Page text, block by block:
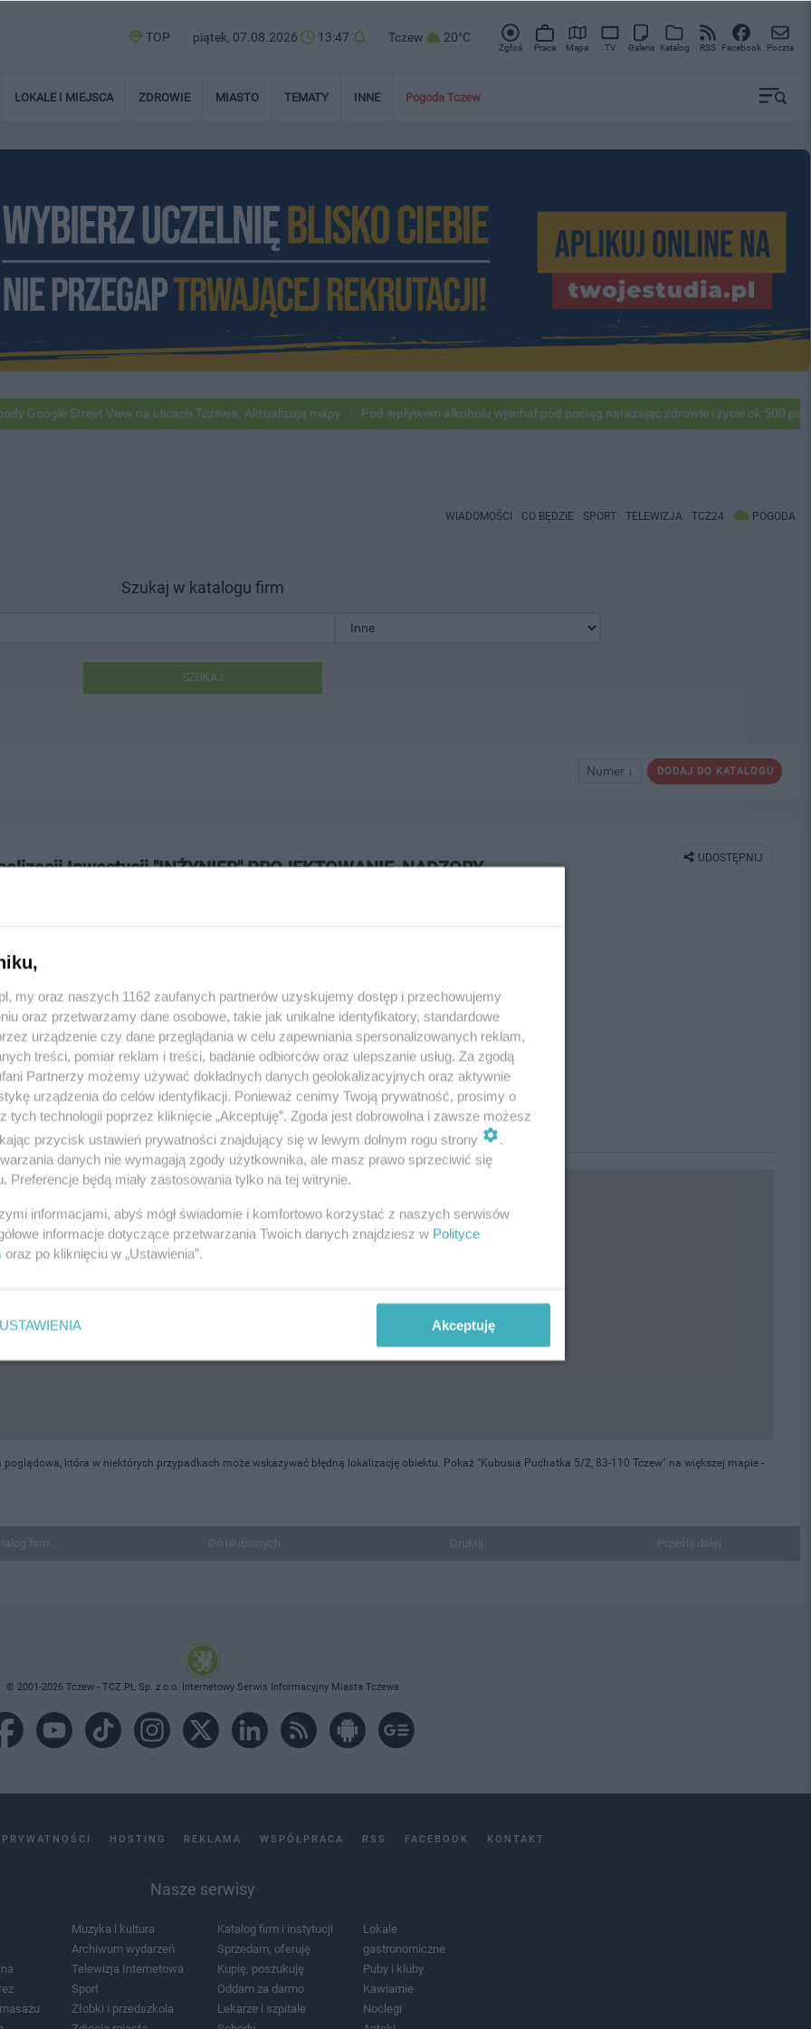
TOP piątek, 07.08.2026 13:47 Tczew 20°C
Zgłoś Praca Mapa TV Galeria Katalog RSS Facebook Poczta
LOKALE I MIEJSCA ZDROWIE MIASTO TEMATY INNE Pogoda Tczew
Street View na ulicach Tczewa. Aktualizują mapy Pod wpływem alkoholu wjechał pod pociąg narażając zdrowie i życie ok 500
WIADOMOŚCI CO BĘDZIE SPORT TELEWIZJA TCZ24 POGODA
Szukaj w katalogu firm
SZUKAJ
DODAJ DO KATALOGU
Numer ↓
UDOSTĘPNIJ
Inwestycji "INŻYNIER" PROJEKTOWANIE, NADZORY
po zalogowaniu się
Inne
1986, wyświetleń: 2431
LOKALIZACJA NA MAPIE
poglądowa, która w niektórych przypadkach może wskazywać błędną lokalizację obiektu. Pokaż "Kubusia Puchatka 5/2, 83-110 Tczew" na większej mapie -
© 2001-2026 Tczew - TCZ.PL Sp. z o.o. Internetowy Serwis Informacyjny Miasta Tczewa
HOSTING REKLAMA WSPÓŁPRACA RSS FACEBOOK KONTAKT
Nasze serwisy
Muzyka i kultura
Archiwum wydarzeń
Telewizja Internetowa
Sport
Żłobki i przedszkola
Katalog firm i instytucji
Sprzedam, oferuję
Kupię, poszukuję
Oddam za darmo
Lekarze i szpitale
Lokale
gastronomiczne
Puby i kluby
Kawiarnie
Noclegi
my oraz naszych 1162 zaufanych partnerów uzyskujemy dostęp i przechowujemy
oraz przetwarzamy dane osobowe, takie jak unikalne identyfikatory, standardowe
urządzenie czy dane przeglądania w celu zapewniania spersonalizowanych reklam,
treści, pomiar reklam i treści, badanie odbiorców oraz ulepszanie usług. Za zgodą
Partnerzy możemy używać dokładnych danych geolokalizacyjnych oraz aktywnie
urządzenia do celów identyfikacji. Ponieważ cenimy Twoją prywatność, prosimy o
tych technologii poprzez kliknięcie „Akceptuję”. Zgoda jest dobrowolna i zawsze możesz
przycisk ustawień prywatności znajdujący się w lewym dolnym rogu strony
.
danych nie wymagają zgody użytkownika, ale masz prawo sprzeciwić się
Preferencje będą miały zastosowania tylko na tej witrynie.
informacjami, abyś mógł świadomie i komfortowo korzystać z naszych serwisów
informacje dotyczące przetwarzania Twoich danych znajdziesz w Polityce
oraz po kliknięciu w „Ustawienia”.
USTAWIENIA Akceptuję